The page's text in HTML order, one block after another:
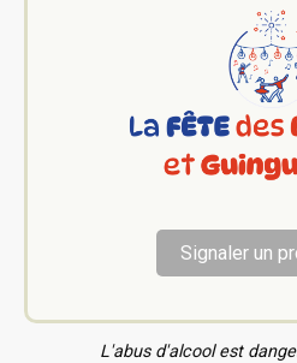
Signaler un
L'abus d'alcool est